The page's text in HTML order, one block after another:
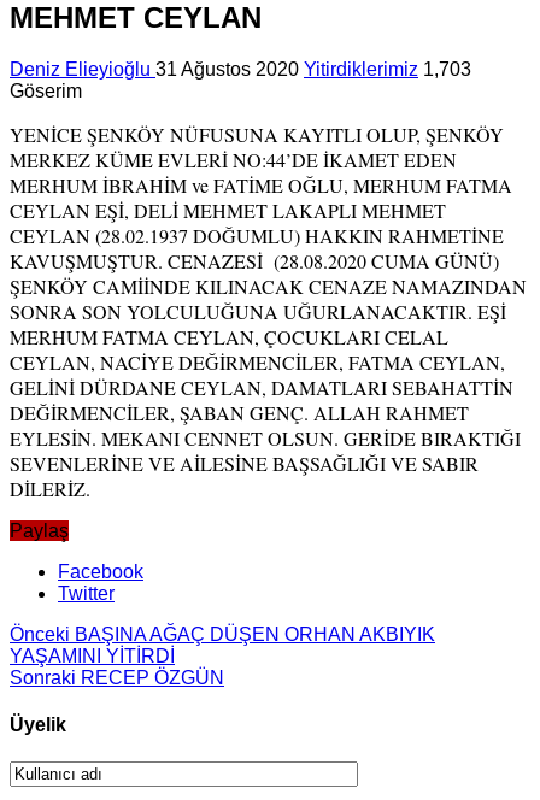
MEHMET CEYLAN
Deniz Elieyioğlu 31 Ağustos 2020 Yitirdiklerimiz 1,703
Göserim
YENİCE ŞENKÖY NÜFUSUNA KAYITLI OLUP, ŞENKÖY
MERKEZ KÜME EVLERİ NO:44’DE İKAMET EDEN
MERHUM İBRAHİM ve FATİME OĞLU, MERHUM FATMA
CEYLAN EŞİ, DELİ MEHMET LAKAPLI MEHMET
CEYLAN (28.02.1937 DOĞUMLU) HAKKIN RAHMETİNE
KAVUŞMUŞTUR. CENAZESİ (28.08.2020 CUMA GÜNÜ)
ŞENKÖY CAMİİNDE KILINACAK CENAZE NAMAZINDAN
SONRA SON YOLCULUĞUNA UĞURLANACAKTIR. EŞİ
MERHUM FATMA CEYLAN, ÇOCUKLARI CELAL
CEYLAN, NACİYE DEĞİRMENCİLER, FATMA CEYLAN,
GELİNİ DÜRDANE CEYLAN, DAMATLARI SEBAHATTİN
DEĞİRMENCİLER, ŞABAN GENÇ. ALLAH RAHMET
EYLESİN. MEKANI CENNET OLSUN. GERİDE BIRAKTIĞI
SEVENLERİNE VE AİLESİNE BAŞSAĞLIĞI VE SABIR
DİLERİZ.
Paylaş
Facebook
Twitter
Önceki BAŞINA AĞAÇ DÜŞEN ORHAN AKBIYIK
YAŞAMINI YİTİRDİ
Sonraki RECEP ÖZGÜN
Üyelik